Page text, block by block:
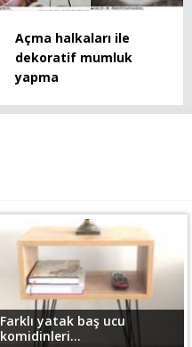
Açma halkaları ile
dekoratif mumluk
yapma
Farklı yatak baş ucu
komidinleri...